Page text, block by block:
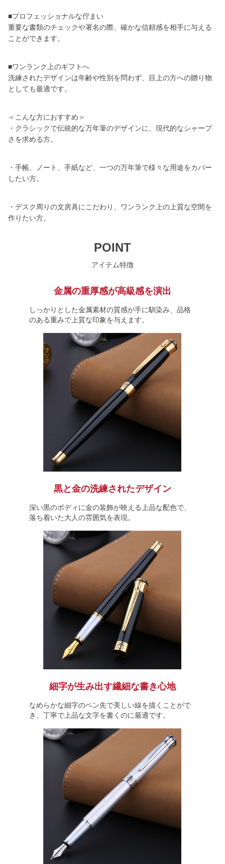
■プロフェッショナルな佇まい
重要な書類のチェックや署名の際、確かな信頼感を相手に与える
ことができます。
■ワンランク上のギフトへ
洗練されたデザインは年齢や性別を問わず、目上の方への贈り物
としても最適です。
＜こんな方におすすめ＞
・クラシックで伝統的な万年筆のデザインに、現代的なシャープ
さを求める方。
・手帳、ノート、手紙など、一つの万年筆で様々な用途をカバー
したい方。
・デスク周りの文房具にこだわり、ワンランク上の上質な空間を
作りたい方。
POINT
アイテム特徴
金属の重厚感が高級感を演出
しっかりとした金属素材の質感が手に馴染み、品格
のある重みで上質な印象を与えます。
黒と金の洗練されたデザイン
深い黒のボディに金の装飾が映える上品な配色で、
落ち着いた大人の雰囲気を表現。
細字が生み出す繊細な書き心地
なめらかな細字のペン先で美しい線を描くことがで
き、丁寧で上品な文字を書くのに最適です。